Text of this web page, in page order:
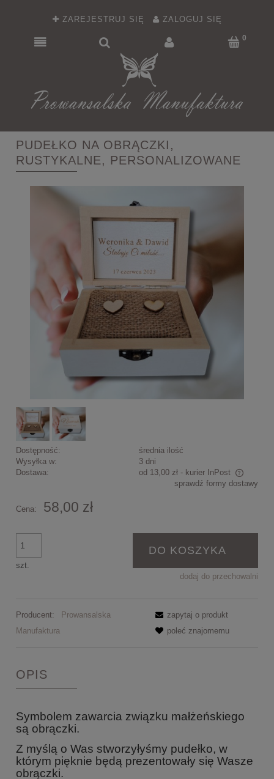
ZAREJESTRUJ SIĘ ZALOGUJ SIĘ
PUDEŁKO NA OBRĄCZKI,
RUSTYKALNE, PERSONALIZOWANE
Dostępność:
średnia ilość
Wysyłka w:
3 dni
Dostawa:
od 13,00 zł - kurier InPost
Cena nie zawiera ewentualnych kosztów płatnościsprawdź formy dostawy
Cena: 58,00 zł
szt.
DO KOSZYKA
dodaj do przechowalni
Producent:
Prowansalska
Manufaktura
zapytaj o produkt
poleć znajomemu
OPIS
Symbolem zawarcia związku małżeńskiego
są obrączki.
Z myślą o Was stworzyłyśmy pudełko, w
którym pięknie będą prezentowały się Wasze
obrączki.